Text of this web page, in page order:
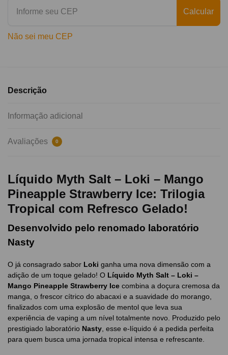
Calcular
Não sei meu CEP
Descrição
Informação adicional
Avaliações 0
Líquido Myth Salt – Loki – Mango
Pineapple Strawberry Ice: Trilogia
Tropical com Refresco Gelado!
Desenvolvido pelo renomado laboratório
Nasty
O já consagrado sabor Loki ganha uma nova dimensão com a
adição de um toque gelado! O Líquido Myth Salt – Loki –
Mango Pineapple Strawberry Ice combina a doçura cremosa da
manga, o frescor cítrico do abacaxi e a suavidade do morango,
finalizados com uma explosão de mentol que leva sua
experiência de vaping a um nível totalmente novo. Produzido pelo
prestigiado laboratório Nasty, esse e-líquido é a pedida perfeita
para quem busca uma jornada tropical intensa e refrescante.